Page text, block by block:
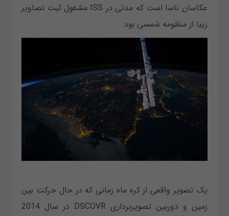
عکاسان ناسا است که مدتی در ISS مشغول ثبت تصاویر
زیبا از منظومه شمسی بود.
یک تصویر واقعی از کره ماه زمانی که در حال حرکت بین
زمین و دوربین تصویربرداری DSCOVR در سال 2014